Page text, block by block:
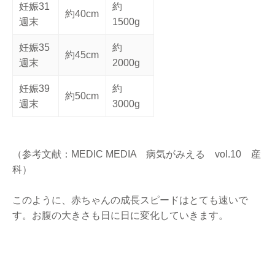
妊娠31
週末
約40cm
約
1500g
妊娠35
週末
約45cm
約
2000g
妊娠39
週末
約50cm
約
3000g
（参考文献：MEDIC MEDIA 病気がみえる vol.10 産
科）
このように、赤ちゃんの成長スピードはとても速いで
す。お腹の大きさも日に日に変化していきます。